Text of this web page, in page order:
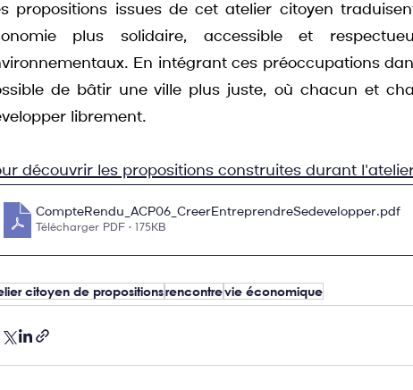
propositions issues de cet atelier citoyen
plus solidaire, accessible et
En intégrant ces préoccupations
de bâtir une ville plus juste, où chacun et
librement.
découvrir les propositions construites durant
CompteRendu_ACP06_CreerEntreprendreSedevelopper.pdf
Télécharger PDF • 175KB
citoyen de propositionsrencontrevie économique